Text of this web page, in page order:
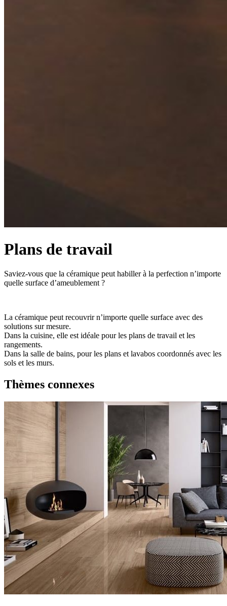
Plans de travail
Saviez-vous que la céramique peut habiller à la perfection n’importe
quelle surface d’ameublement ?
La céramique peut recouvrir n’importe quelle surface avec des
solutions sur mesure.
Dans la cuisine, elle est idéale pour les plans de travail et les
rangements.
Dans la salle de bains, pour les plans et lavabos coordonnés avec les
sols et les murs.
Thèmes connexes